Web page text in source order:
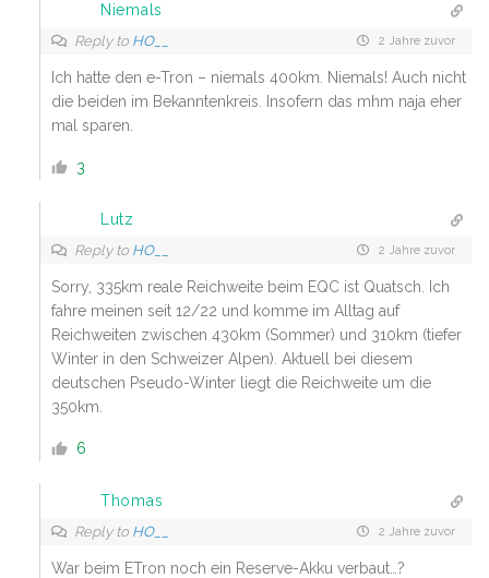
Niemals
Reply to HO__ 2 Jahre zuvor
Ich hatte den e-Tron – niemals 400km. Niemals! Auch nicht
die beiden im Bekanntenkreis. Insofern das mhm naja eher
mal sparen.
3
Lutz
Reply to HO__ 2 Jahre zuvor
Sorry, 335km reale Reichweite beim EQC ist Quatsch. Ich
fahre meinen seit 12/22 und komme im Alltag auf
Reichweiten zwischen 430km (Sommer) und 310km (tiefer
Winter in den Schweizer Alpen). Aktuell bei diesem
deutschen Pseudo-Winter liegt die Reichweite um die
350km.
6
Thomas
Reply to HO__ 2 Jahre zuvor
War beim ETron noch ein Reserve-Akku verbaut…?